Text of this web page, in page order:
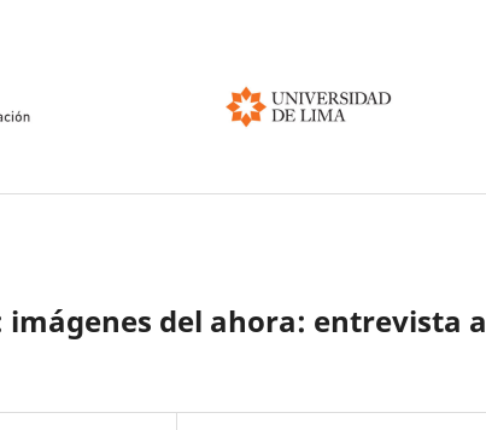
imágenes del ahora: entrevista a